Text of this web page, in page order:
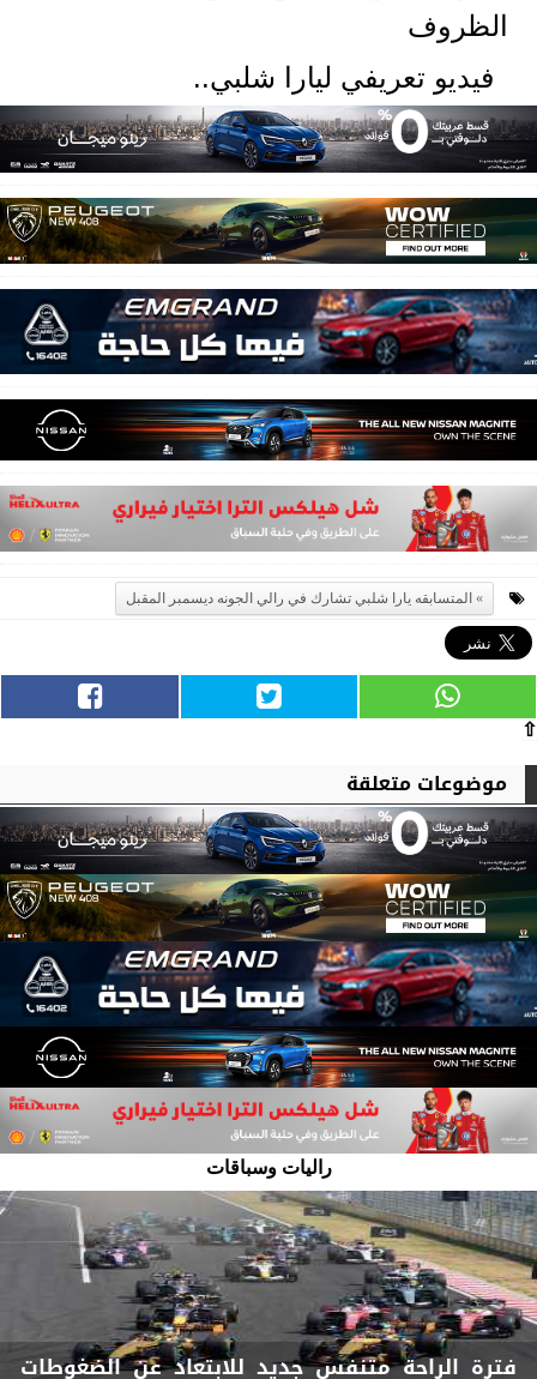
الظروف
فيديو تعريفي ليارا شلبي..
المتسابقه يارا شلبي تشارك في رالي الجونه ديسمبر المقبل
⇧
موضوعات متعلقة
راليات وسباقات
فترة الراحة متنفس جديد للابتعاد عن الضغوطات